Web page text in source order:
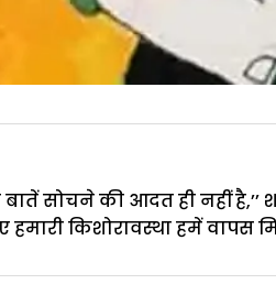
बातें सोचने की आदत ही नहीं
किशोरावस्था हमें वापस